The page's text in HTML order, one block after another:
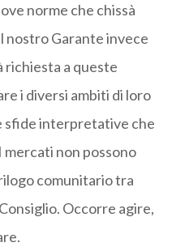
norme che chissà
nostro Garante invece
richiesta a queste
i diversi ambiti di loro
sfide interpretative che
non possono
comunitario tra
Occorre agire,